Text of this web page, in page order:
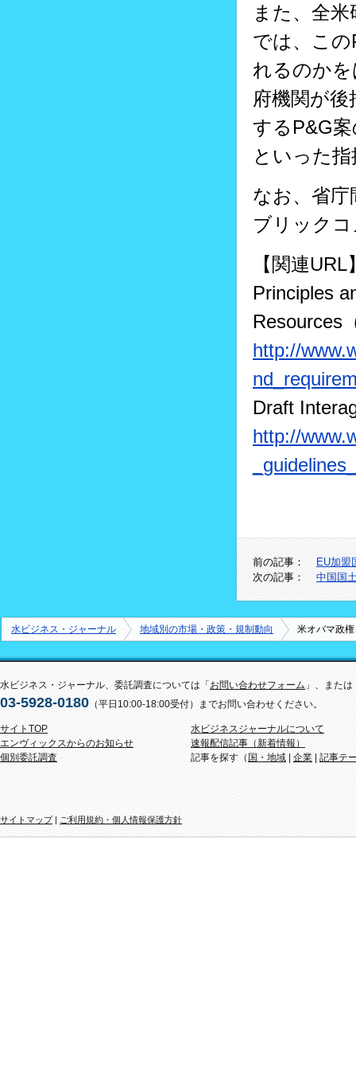
また、全
では、こ
れるのか
府機関が
するP&G
といった
なお、省庁
ブリック
【関連URL
Principles
Resources
http://
Draft
http://
前の記事：
EU加盟
次の記事：
中国国
水ビジネス・ジャーナル 地域別の市場・政策・規制動向 米オバマ政
水ビジネス・ジャーナル、委託調査については「 お問い合わせフォーム 」、または
03-5928-0180 （平日10:00-18:00受付）までお問い合わせください。
サイトTOP
エンヴィックスからのお知らせ
個別委託調査
水ビジネスジャーナルについて
速報配信記事（新着情報）
記事を探す（ 国・地域 企業 記事テ
サイトマップ| ご利用規約・個人情報保護方針